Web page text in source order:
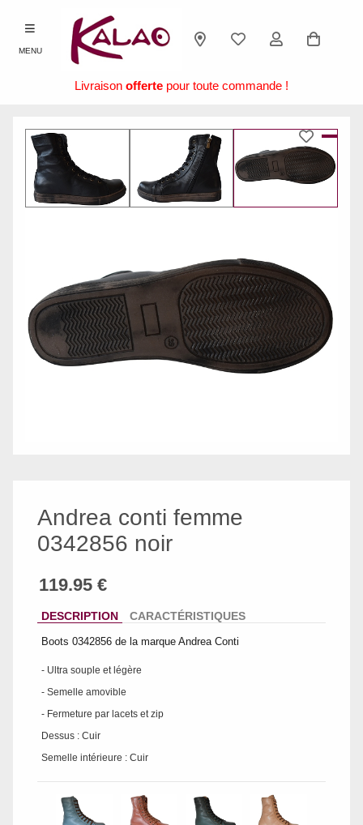
MENU
Livraison offerte pour toute commande !
Andrea conti femme
0342856 noir
DESCRIPTION CARACTÉRISTIQUES
Boots 0342856 de la marque Andrea Conti
- Ultra souple et légère
- Semelle amovible
- Fermeture par lacets et zip
Dessus : Cuir
Semelle intérieure : Cuir